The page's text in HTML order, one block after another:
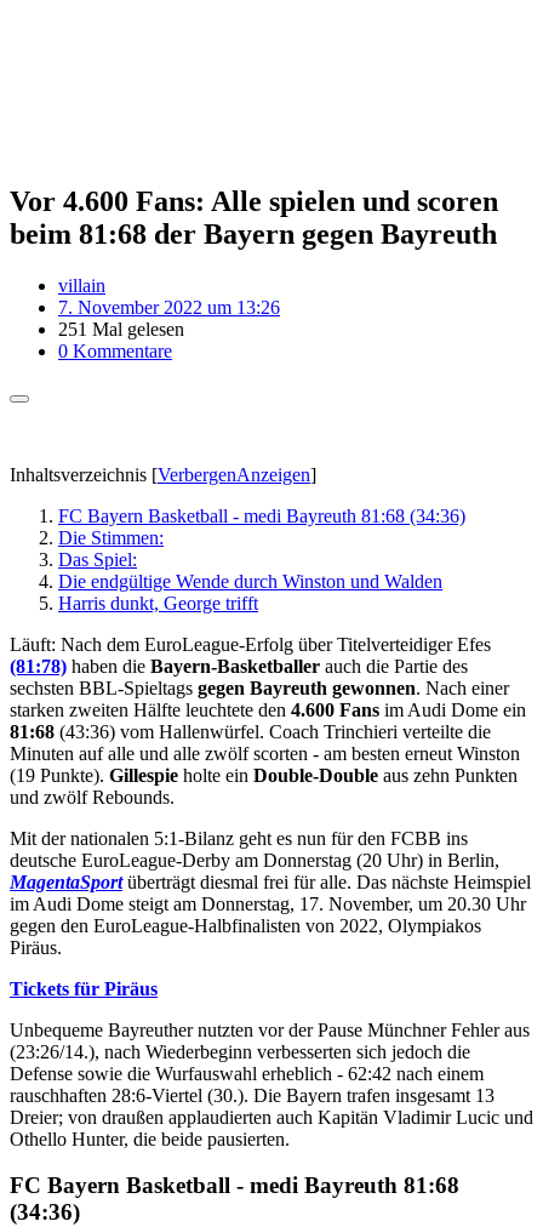
Vor 4.600 Fans: Alle spielen und scoren
beim 81:68 der Bayern gegen Bayreuth
villain
7. November 2022 um 13:26
251 Mal gelesen
0 Kommentare
Inhaltsverzeichnis [VerbergenAnzeigen]
FC Bayern Basketball - medi Bayreuth 81:68 (34:36)
Die Stimmen:
Das Spiel:
Die endgültige Wende durch Winston und Walden
Harris dunkt, George trifft
Läuft: Nach dem EuroLeague-Erfolg über Titelverteidiger Efes
(81:78) haben die Bayern-Basketballer auch die Partie des
sechsten BBL-Spieltags gegen Bayreuth gewonnen. Nach einer
starken zweiten Hälfte leuchtete den 4.600 Fans im Audi Dome ein
81:68 (43:36) vom Hallenwürfel. Coach Trinchieri verteilte die
Minuten auf alle und alle zwölf scorten - am besten erneut Winston
(19 Punkte). Gillespie holte ein Double-Double aus zehn Punkten
und zwölf Rebounds.
Mit der nationalen 5:1-Bilanz geht es nun für den FCBB ins
deutsche EuroLeague-Derby am Donnerstag (20 Uhr) in Berlin,
MagentaSportüberträgt diesmal frei für alle. Das nächste Heimspiel
im Audi Dome steigt am Donnerstag, 17. November, um 20.30 Uhr
gegen den EuroLeague-Halbfinalisten von 2022, Olympiakos
Piräus.
Tickets für Piräus
Unbequeme Bayreuther nutzten vor der Pause Münchner Fehler aus
(23:26/14.), nach Wiederbeginn verbesserten sich jedoch die
Defense sowie die Wurfauswahl erheblich - 62:42 nach einem
rauschhaften 28:6-Viertel (30.). Die Bayern trafen insgesamt 13
Dreier; von draußen applaudierten auch Kapitän Vladimir Lucic und
Othello Hunter, die beide pausierten.
FC Bayern Basketball - medi Bayreuth 81:68
(34:36)